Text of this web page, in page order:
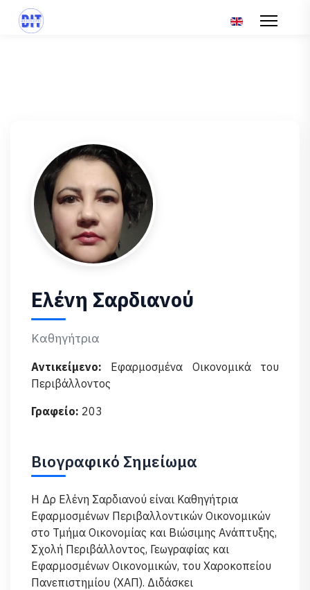
Επιλέξτε τη
Ελένη Σαρδιανού
Καθηγήτρια
Αντικείμενο: Εφαρμοσμένα Οικονομικά του
Περιβάλλοντος
Γραφείο: 203
Βιογραφικό Σημείωμα
Η Δρ Ελένη Σαρδιανού είναι Καθηγήτρια
Εφαρμοσμένων Περιβαλλοντικών Οικονομικών
στο Τμήμα Οικονομίας και Βιώσιμης Ανάπτυξης,
Σχολή Περιβάλλοντος, Γεωγραφίας και
Εφαρμοσμένων Οικονομικών, του Χαροκοπείου
Πανεπιστημίου (ΧΑΠ). Διδάσκει